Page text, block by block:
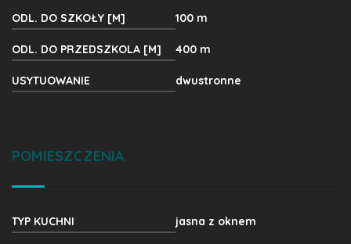
ODL. DO SZKOŁY [M] 100 m
ODL. DO PRZEDSZKOLA [M] 400 m
USYTUOWANIE dwustronne
POMIESZCZENIA
TYP KUCHNI jasna z oknem